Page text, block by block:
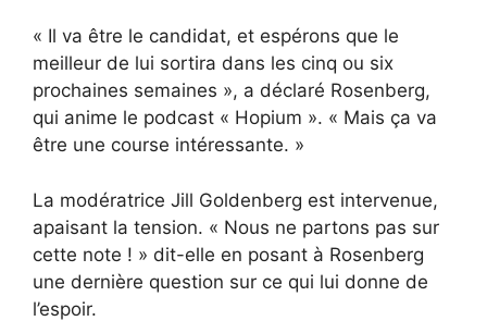
« Il va être le candidat, et espérons que le
meilleur de lui sortira dans les cinq ou six
prochaines semaines », a déclaré Rosenberg,
qui anime le podcast « Hopium ». « Mais ça va
être une course intéressante. »
La modératrice Jill Goldenberg est intervenue,
apaisant la tension. « Nous ne partons pas sur
cette note ! » dit-elle en posant à Rosenberg
une dernière question sur ce qui lui donne de
l’espoir.